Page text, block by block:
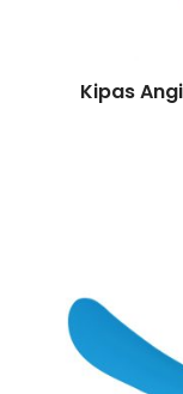
Kipas